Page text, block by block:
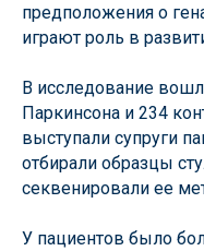
предположения о
играют роль в
В исследование
Паркинсона и 234
выступали супруги
отбирали образцы
секвенировали ее
У пациентов было